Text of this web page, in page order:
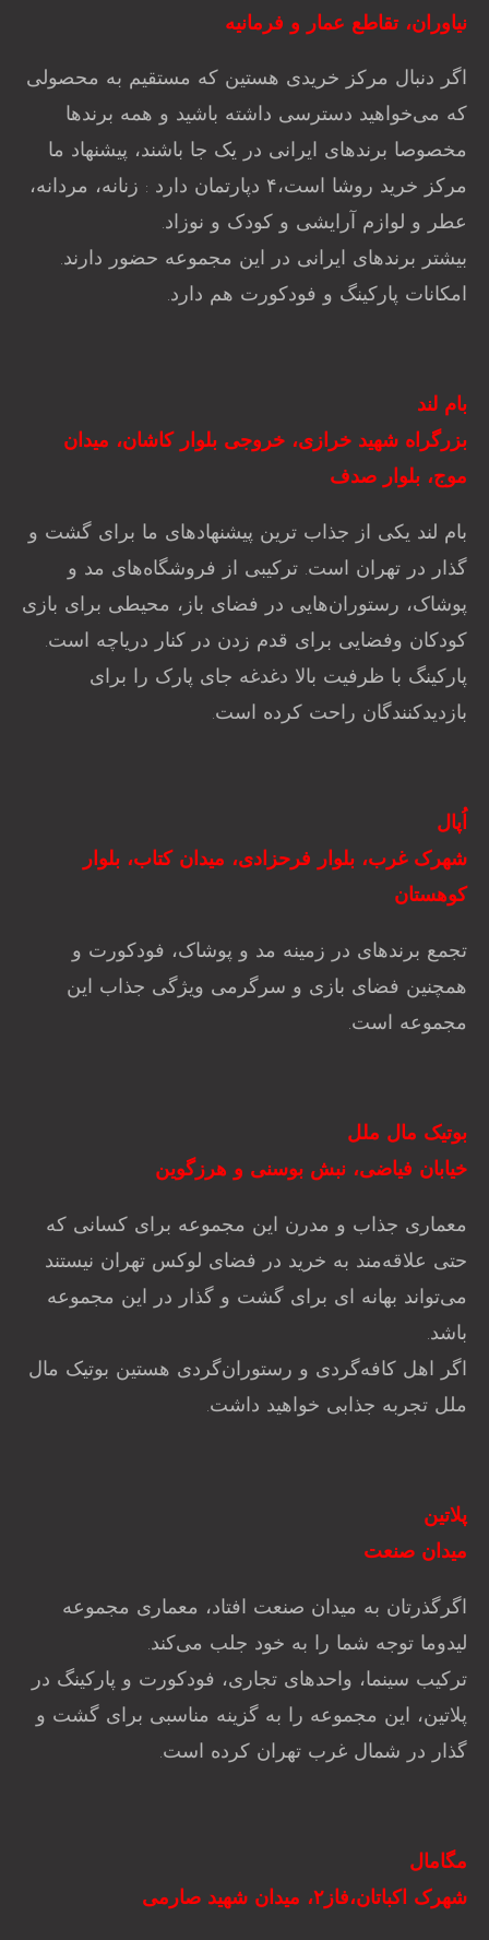
نیاوران، تقاطع عمار و فرمانیه
اگر دنبال مرکز خریدی هستین که مستقیم به محصولی
که می‌خواهید دسترسی داشته باشید و همه برندها
مخصوصا برندهای ایرانی در یک جا باشند، پیشنهاد ما
مرکز خرید روشا است،۴ دپارتمان دارد : زنانه، مردانه،
عطر و لوازم آرایشی و کودک و نوزاد.
بیشتر برندهای ایرانی در این مجموعه حضور دارند.
امکانات پارکینگ و فودکورت هم دارد.
بام لند
بزرگراه شهید خرازی، خروجی بلوار کاشان، میدان
موج، بلوار صدف
بام لند یکی از جذاب ترین پیشنهاد‌های ما برای گشت و
گذار در تهران است. ترکیبی از فروشگاه‌های مد و
پوشاک، رستوران‌هایی در فضای باز، محیطی برای بازی
کودکان وفضایی برای قدم زدن در کنار دریاچه است.
پارکینگ با ظرفیت بالا دغدغه جای پارک را برای
بازدیدکنندگان راحت کرده است.
اُپال
شهرک غرب، بلوار فرحزادی، میدان کتاب، بلوار
کوهستان
تجمع برندهای در زمینه مد و پوشاک، فودکورت و
همچنین فضای بازی و سرگرمی ویژگی جذاب این
مجموعه است.
بوتیک مال ‌ملل
خیابان فیاضی، نبش بوسنی و هرزگوین
معماری جذاب و مدرن این مجموعه برای کسانی که
حتی علاقه‌مند به خرید در فضای لوکس تهران نیستند
می‌تواند بهانه ای برای گشت و گذار در این مجموعه
باشد.
اگر اهل کافه‌گردی و رستوران‌گردی هستین بوتیک مال
ملل تجربه جذابی خواهید داشت.
پلاتین
میدان صنعت
اگرگذرتان به میدان صنعت افتاد، معماری مجموعه
لیدوما توجه شما را به خود جلب می‌کند.
ترکیب سینما، واحد‌های تجاری، فودکورت و پارکینگ در
پلاتین، این مجموعه را به گزینه مناسبی برای گشت و
گذار در شمال غرب تهران کرده است.
مگامال
شهرک اکباتان،فاز۲، میدان شهید صارمی